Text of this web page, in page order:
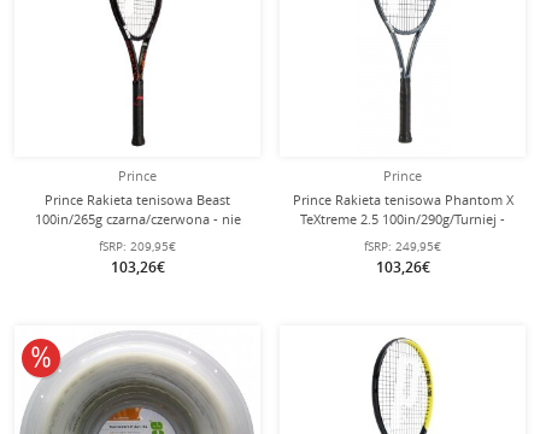
Prince
Prince Rakieta tenisowa Beast
100in/265g czarna/czerwona - nie
naciągana -
fSRP: 209,95€
103,26€
Prince
Prince Rakieta tenisowa Phantom X
TeXtreme 2.5 100in/290g/Turniej -
nie naciągana -
fSRP: 249,95€
103,26€
10% obniżone